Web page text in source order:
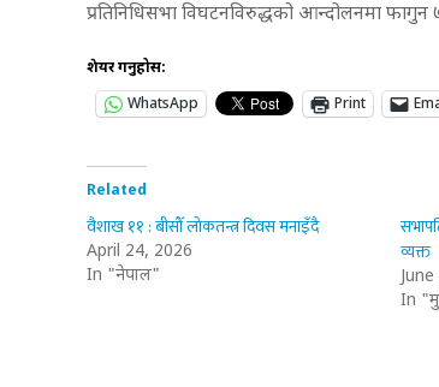
प्रतिनिधिसभा विघटनविरुद्धको आन्दोलनमा
शेयर गर्नुहोस:
WhatsApp
Print
Related
वैशाख ११ : बीसौँ लोकतन्त्र दिवस मनाइँदै
April 24, 2026
In "नेपाल"
व्यक्त
In